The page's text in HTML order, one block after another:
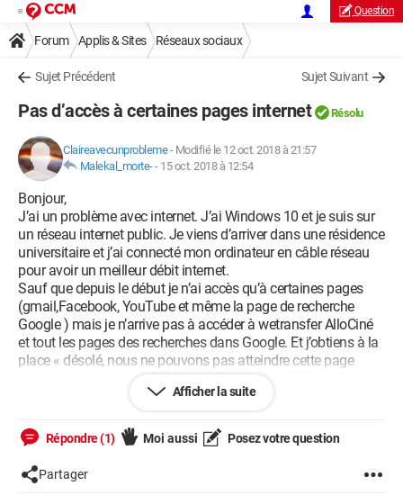
Question
Forum Applis & Sites Réseaux sociaux
Sujet Précédent Sujet Suivant
Pas d’accès à certaines pages internet Résolu
Claireavecunprobleme- Modifié le 12 oct. 2018 à 21:57
Malekal_morte-- 15 oct. 2018 à 12:54
Bonjour,
J’ai un problème avec internet. J’ai Windows 10 et je suis sur
un réseau internet public. Je viens d’arriver dans une résidence
universitaire et j’ai connecté mon ordinateur en câble réseau
pour avoir un meilleur débit internet.
Sauf que depuis le début je n’ai accès qu’à certaines pages
(gmail,Facebook, YouTube et même la page de recherche
Google ) mais je n’arrive pas à accéder à wetransfer AlloCiné
et tout les pages des recherches dans Google. Et j’obtiens à la
place « désolé, nous ne pouvons pas atteindre cette page
That was a temporary DNS error. Error code INET-E-
RESSOURCE-NOT-FOUND »
couper Norton sans aucun effet...
J’ai essayé de changer l’adrese dns et ip de internet protocol
version 4, ce qui n’a rien fait.
Afficher la suite
Répondre (1) Moi aussi Posez votre question
Partager